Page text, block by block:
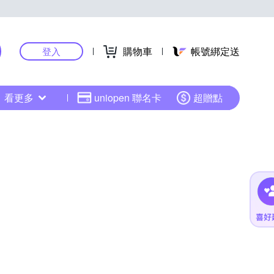
登入 購物車 帳號綁定送
看更多 uniopen 聯名卡 超贈點